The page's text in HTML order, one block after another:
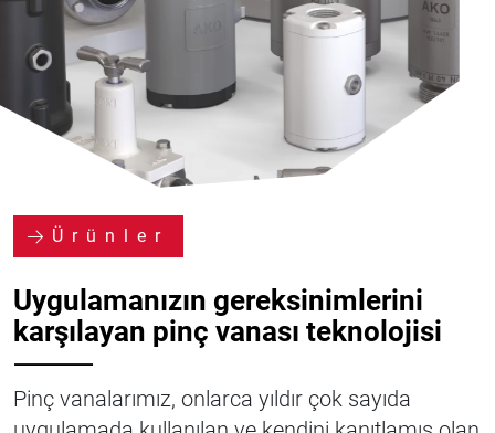
Ürünler
Uygulamanızın gereksinimlerini
karşılayan pinç vanası teknolojisi
⸻
Pinç vanalarımız, onlarca yıldır çok sayıda